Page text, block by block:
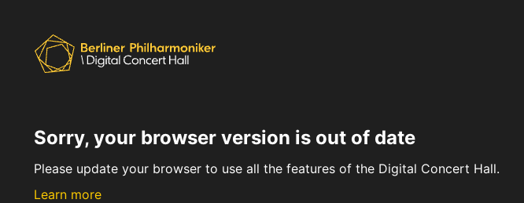
Sorry, your browser version is out of date
Please update your browser to use all the features of the Digital Concert Hall.
Learn more